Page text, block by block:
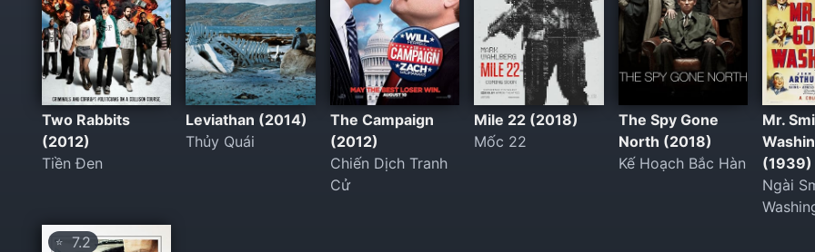
Two Rabbits
(2012)
Tiền Đen
Leviathan (2014)
Thủy Quái
The Campaign
(2012)
Chiến Dịch Tranh
Cử
Mile 22 (2018)
Mốc 22
The Spy Gone
North (2018)
Kế Hoạch Bắc Hàn
Mr.
(1939)
Ngài
⭐ 7.2